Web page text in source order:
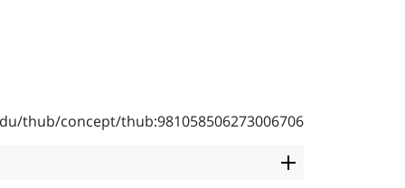
thub/concept/thub:981058506273006706